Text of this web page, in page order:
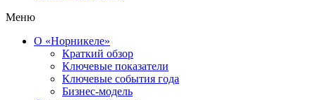
Меню
О «Норникеле»
Краткий обзор
Ключевые показатели
Ключевые события года
Бизнес-модель